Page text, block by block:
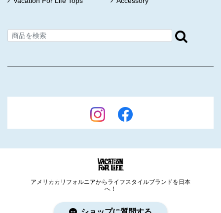
アメリカカリフォルニアからライフスタイルブランドを日本
へ！